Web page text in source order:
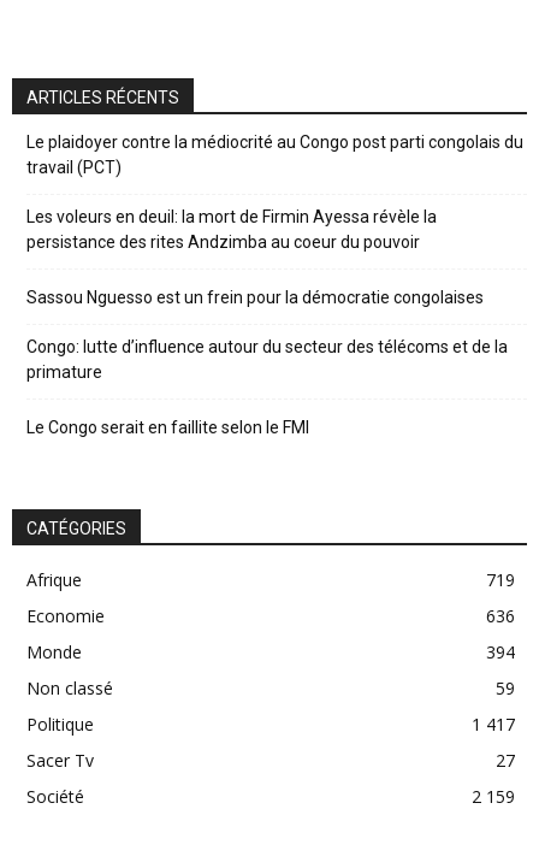
ARTICLES RÉCENTS
Le plaidoyer contre la médiocrité au Congo post parti congolais du
travail (PCT)
Les voleurs en deuil: la mort de Firmin Ayessa révèle la
persistance des rites Andzimba au coeur du pouvoir
Sassou Nguesso est un frein pour la démocratie congolaises
Congo: lutte d’influence autour du secteur des télécoms et de la
primature
Le Congo serait en faillite selon le FMI
CATÉGORIES
Afrique
719
Economie
636
Monde
394
Non classé
59
Politique
1 417
Sacer Tv
27
Société
2 159